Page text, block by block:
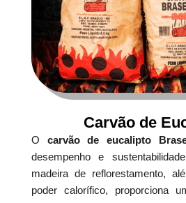
Carvão de
O carvão de eucalipto
desempenho e
madeira de reflorestamento,
poder calorífico, proporciona